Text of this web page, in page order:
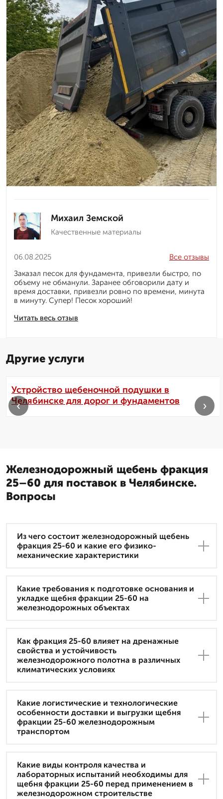
Михаил Земской
Качественные материалы
06.08.2025
Читать весь отзыв
Все отзывы
Заказал песок для фундамента, привезли быстро, по
объему не обманули. Заранее обговорили дату и
время доставки, привезли ровно по времени, минута
в минуту. Супер! Песок хороший!
Другие услуги
Устройство щебеночной подушки в
Челябинске для дорог и фундаментов
‹ ›
Железнодорожный щебень фракция
25–60 для поставок в Челябинске.
Вопросы
Из чего состоит железнодорожный щебень
фракция 25-60 и какие его физико-
механические характеристики
Какие требования к подготовке основания и
укладке щебня фракции 25-60 на
железнодорожных объектах
Как фракция 25-60 влияет на дренажные
свойства и устойчивость
железнодорожного полотна в различных
климатических условиях
Какие логистические и технологические
особенности доставки и выгрузки щебня
фракции 25-60 железнодорожным
транспортом
Какие виды контроля качества и
лабораторных испытаний необходимы для
щебня фракции 25-60 перед применением в
железнодорожном строительстве